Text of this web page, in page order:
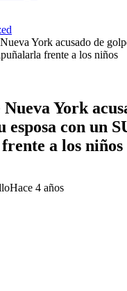
York acusado de
frente a los niños
York
esposa con un
a los niños
Hace 4 años